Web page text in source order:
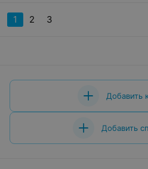
обучения 10/10
1 2 3
Добавить
Добавить